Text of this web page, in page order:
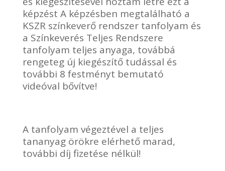
képzést A képzésben megtalálható a
KSZR színkeverő rendszer tanfolyam és
a Színkeverés Teljes Rendszere
tanfolyam teljes anyaga, továbbá
rengeteg új kiegészítő tudással és
további 8 festményt bemutató
videóval bővítve!
A tanfolyam végeztével a teljes
tananyag örökre elérhető marad,
további díj fizetése nélkül!